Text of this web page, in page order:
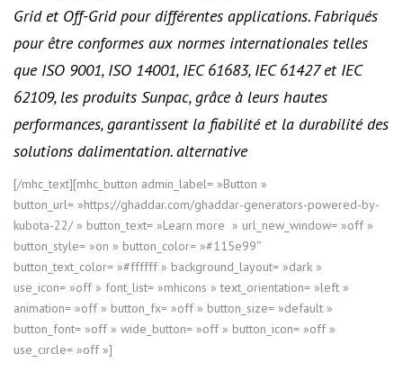
Grid et Off-Grid pour différentes applications. Fabriqués
pour être conformes aux normes internationales telles
que ISO 9001, ISO 14001, IEC 61683, IEC 61427 et IEC
62109, les produits Sunpac, grâce à leurs hautes
performances, garantissent la fiabilité et la durabilité des
solutions dalimentation. alternative
[/mhc_text][mhc_button admin_label= »Button »
button_url= »https://ghaddar.com/ghaddar-generators-powered-by-
kubota-22/ » button_text= »Learn more » url_new_window= »off »
button_style= »on » button_color= »#115e99″
button_text_color= »#ffffff » background_layout= »dark »
use_icon= »off » font_list= »mhicons » text_orientation= »left »
animation= »off » button_fx= »off » button_size= »default »
button_font= »off » wide_button= »off » button_icon= »off »
use_circle= »off »]